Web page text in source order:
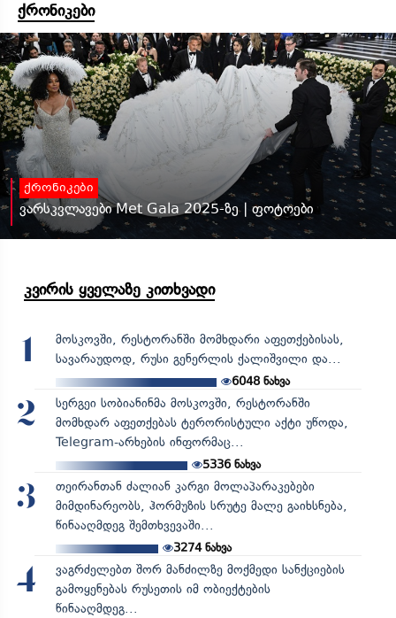
ქრონიკები
ქრონიკები
ვარსკვლავები Met Gala 2025-ზე | ფოტოები
კვირის ყველაზე კითხვადი
1
მოსკოვში, რესტორანში მომხდარი აფეთქებისას,
სავარაუდოდ, რუსი გენერლის ქალიშვილი და...
6048 ნახვა
2
სერგეი სობიანინმა მოსკოვში, რესტორანში
მომხდარ აფეთქებას ტერორისტული აქტი უწოდა,
Telegram-არხების ინფორმაც...
5336ნახვა
3
თეირანთან ძალიან კარგი მოლაპარაკებები
მიმდინარეობს, ჰორმუზის სრუტე მალე გაიხსნება,
წინააღმდეგ შემთხვევაში...
3274ნახვა
4
ვაგრძელებთ შორ მანძილზე მოქმედი სანქციების
გამოყენებას რუსეთის იმ ობიექტების
წინააღმდეგ...